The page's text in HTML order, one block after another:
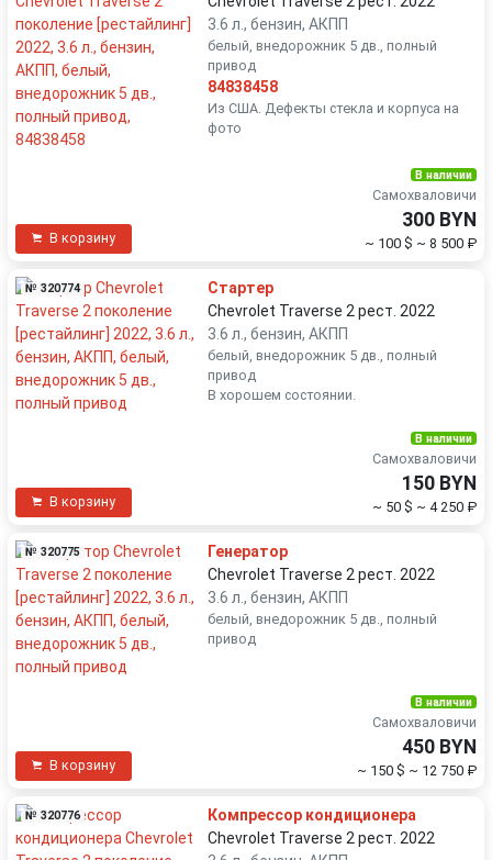
3.6 л., бензин, АКПП
белый, внедорожник 5 дв., полный
привод
84838458
Из США. Дефекты стекла и корпуса на
фото
В корзину
В наличии
Самохваловичи
300 BYN
~ 100 $ ~ 8 500 ₽
№ 320774
Стартер
Chevrolet Traverse 2 рест. 2022
3.6 л., бензин, АКПП
белый, внедорожник 5 дв., полный
привод
В хорошем состоянии.
В корзину
В наличии
Самохваловичи
150 BYN
~ 50 $ ~ 4 250 ₽
№ 320775
Генератор
Chevrolet Traverse 2 рест. 2022
3.6 л., бензин, АКПП
белый, внедорожник 5 дв., полный
привод
В корзину
В наличии
Самохваловичи
450 BYN
~ 150 $ ~ 12 750 ₽
№ 320776
Компрессор кондиционера
Chevrolet Traverse 2 рест. 2022